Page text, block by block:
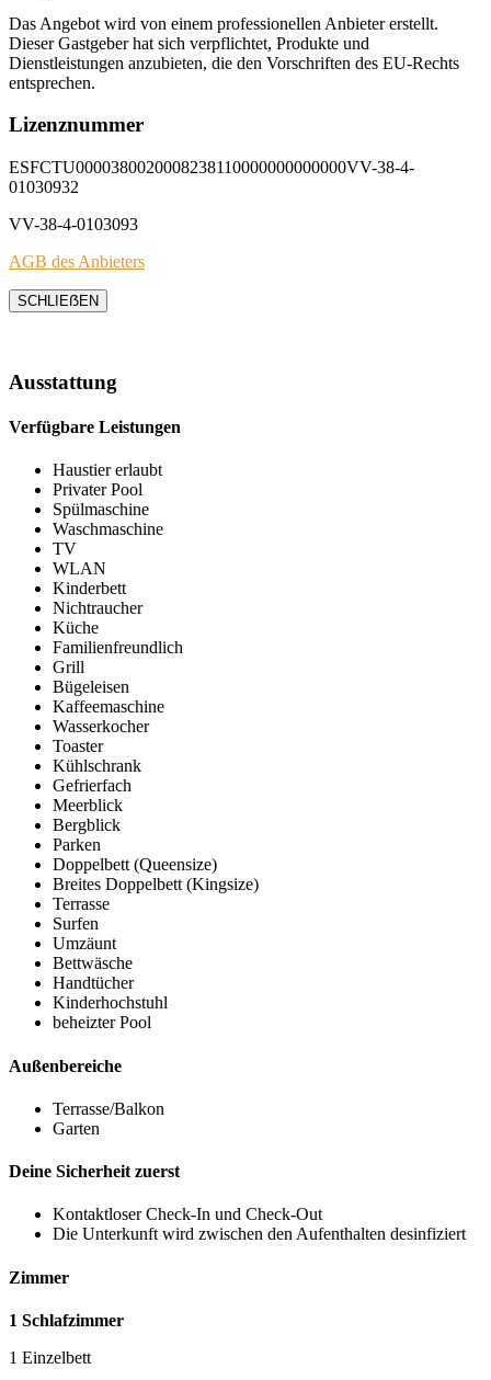
Das Angebot wird von einem professionellen Anbieter erstellt.
Dieser Gastgeber hat sich verpflichtet, Produkte und
Dienstleistungen anzubieten, die den Vorschriften des EU-Rechts
entsprechen.
Lizenznummer
ESFCTU0000380020008238110000000000000VV-38-4-
01030932
VV-38-4-0103093
AGB des Anbieters
SCHLIEẞEN
Ausstattung
Verfügbare Leistungen
Haustier erlaubt
Privater Pool
Spülmaschine
Waschmaschine
TV
WLAN
Kinderbett
Nichtraucher
Küche
Familienfreundlich
Grill
Bügeleisen
Kaffeemaschine
Wasserkocher
Toaster
Kühlschrank
Gefrierfach
Meerblick
Bergblick
Parken
Doppelbett (Queensize)
Breites Doppelbett (Kingsize)
Terrasse
Surfen
Umzäunt
Bettwäsche
Handtücher
Kinderhochstuhl
beheizter Pool
Außenbereiche
Terrasse/Balkon
Garten
Deine Sicherheit zuerst
Kontaktloser Check-In und Check-Out
Die Unterkunft wird zwischen den Aufenthalten desinfiziert
Zimmer
1 Schlafzimmer
1 Einzelbett